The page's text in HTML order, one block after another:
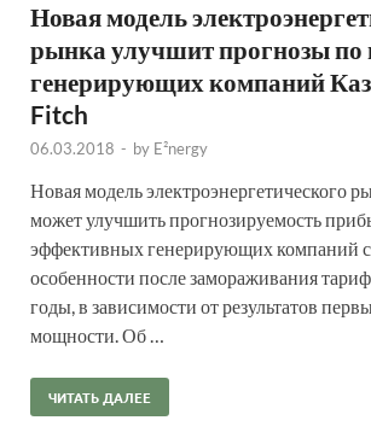
Новая модель
рынка улучшит прогнозы
генерирующих компаний
Fitch
06.03.2018 - by E²nergy
Новая модель электроэнергетического
может улучшить прогнозируемость
эффективных генерирующих компаний
особенности после замораживания
годы, в зависимости от результатов
мощности. Об …
ЧИТАТЬ ДАЛЕЕ